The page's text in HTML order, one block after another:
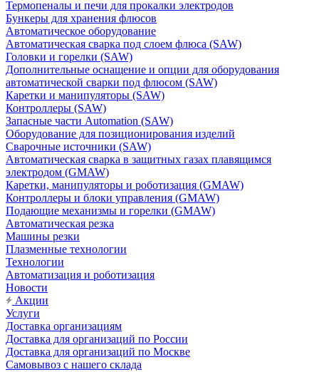
Термопеналы и печи для прокалки электродов
Бункеры для хранения флюсов
Автоматическое оборудование
Автоматическая сварка под слоем флюса (SAW)
Головки и горелки (SAW)
Дополнительные оснащение и опции для оборудования
автоматической сварки под флюсом (SAW)
Каретки и манипуляторы (SAW)
Контроллеры (SAW)
Запасные части Automation (SAW)
Оборудование для позиционирования изделий
Сварочные источники (SAW)
Автоматическая сварка в защитных газах плавящимся
электродом (GMAW)
Каретки, манипуляторы и роботизация (GMAW)
Контроллеры и блоки управления (GMAW)
Подающие механизмы и горелки (GMAW)
Автоматическая резка
Машины резки
Плазменные технологии
Технологии
Автоматизация и роботизация
Новости
Акции
Услуги
Доставка организациям
Доставка для организаций по России
Доставка для организаций по Москве
Самовывоз с нашего склада